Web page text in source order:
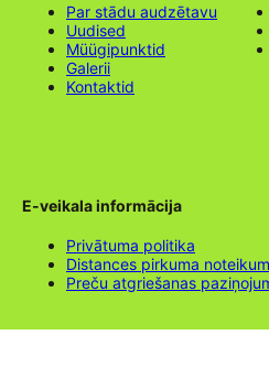
Par stādu audzētavu
Uudised
Müügipunktid
Galerii
Kontaktid
E-veikala informācija
Privātuma politika
Distances pirkuma
Preču atgriešanas